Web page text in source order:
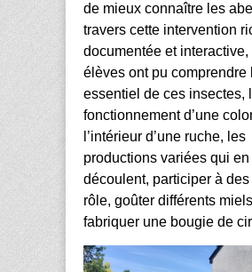
de mieux connaître les
travers cette intervention
documentée et interactive,
élèves ont pu comprendre
essentiel de ces insectes,
fonctionnement d’une
l’intérieur d’une ruche, les
productions variées qui en
découlent, participer à
rôle, goûter différents
fabriquer une bougie de